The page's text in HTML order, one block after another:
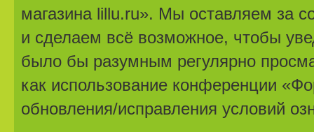
магазина lillu.ru». Мы оставляем за
и сделаем всё возможное, чтобы
было бы разумным регулярно
как использование конференции
обновления/исправления условий